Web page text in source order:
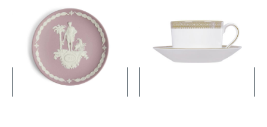
イヤープレート 2026
￥16,500 (税込)
詳細を見る
ス ゴールド ティーカップ&
ソーサー
￥11,000